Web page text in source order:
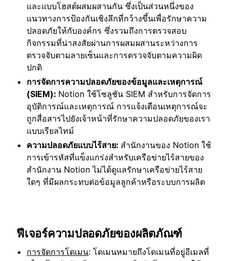
และแบบโฮสต์ผสมผสานกัน ซึ่งเป็นส่วนหนึ่งของ
แนวทางการป้องกันเชิงลึกที่กว้างขึ้นเพื่อรักษาความ
ปลอดภัยให้กับองค์กร ซึ่งรวมถึงการตรวจสอบ
กิจกรรมที่น่าสงสัยผ่านการผสมผสานระหว่างการ
ตรวจจับตามลายเซ็นและการตรวจจับตามความผิด
ปกติ
การจัดการความปลอดภัยของข้อมูลและเหตุการณ์
(SIEM): Notion ใช้โซลูชัน SIEM สำหรับการจัดการ
อุบัติการณ์และเหตุการณ์ การแจ้งเตือนเหตุการณ์จะ
ถูกสื่อสารไปยังเจ้าหน้าที่รักษาความปลอดภัยของเรา
แบบเรียลไทม์
ความปลอดภัยแบบไร้สาย: สำนักงานของ Notion ใช้
การเข้ารหัสที่แข็งแกร่งสำหรับเครือข่ายไร้สายของ
สำนักงาน Notion ไม่ได้ดูแลรักษาเครือข่ายไร้สาย
ใดๆ ที่มีผลกระทบต่อข้อมูลลูกค้าหรือระบบการผลิต
ฟีเจอร์ความปลอดภัยของผลิตภัณฑ์
การจัดการโดเมน: โดเมนหมายถึงโดเมนที่อยู่อีเมลที่